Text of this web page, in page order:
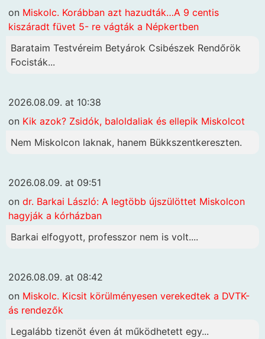
on Miskolc. Korábban azt hazudták…A 9 centis
kiszáradt füvet 5- re vágták a Népkertben
Barataim Testvéreim Betyárok Csibészek Rendőrök
Focisták...
2026.08.09. at 10:38
on Kik azok? Zsidók, baloldaliak és ellepik Miskolcot
Nem Miskolcon laknak, hanem Bükkszentkereszten.
2026.08.09. at 09:51
on dr. Barkai László: A legtöbb újszülöttet Miskolcon
hagyják a kórházban
Barkai elfogyott, professzor nem is volt....
2026.08.09. at 08:42
on Miskolc. Kicsit körülményesen verekedtek a DVTK-
ás rendezők
Legalább tizenöt éven át működhetett egy...